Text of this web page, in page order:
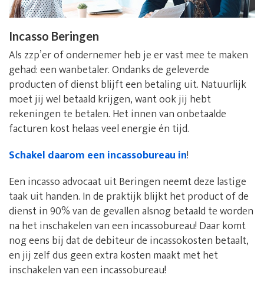
Incasso Beringen
Als zzp’er of ondernemer heb je er vast mee te maken
gehad: een wanbetaler. Ondanks de geleverde
producten of dienst blijft een betaling uit. Natuurlijk
moet jij wel betaald krijgen, want ook jij hebt
rekeningen te betalen. Het innen van onbetaalde
facturen kost helaas veel energie én tijd.
Schakel daarom een incassobureau in!
Een incasso advocaat uit Beringen neemt deze lastige
taak uit handen. In de praktijk blijkt het product of de
dienst in 90% van de gevallen alsnog betaald te worden
na het inschakelen van een incassobureau! Daar komt
nog eens bij dat de debiteur de incassokosten betaalt,
en jij zelf dus geen extra kosten maakt met het
inschakelen van een incassobureau!